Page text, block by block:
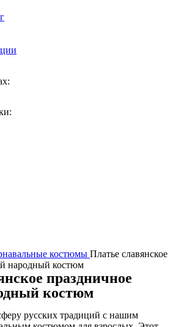
костюмы Платье славянское
народный костюм
праздничное
костюм
русских традиций с нашим